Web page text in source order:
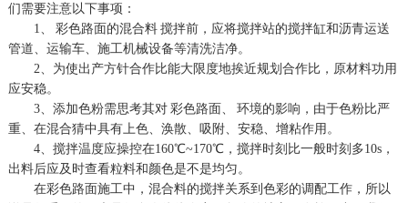
们需要注意以下事项：
1、
彩色路面的混合料 搅拌前，应将搅拌站的搅拌缸和沥青运送
管道、运输车、施工机械设备等清洗洁净。
2、为使出产方针合作比能大限度地挨近规划合作比，原材料功用
应安稳。
3、添加色粉需思考其对 彩色路面、
环境的影响，由于色粉比严
重、在混合猜中具有上色、涣散、吸附、安稳、增粘作用。
4、搅拌温度应操控在160℃~170℃，搅拌时刻比一般时刻多10s，
出料后应及时查看粒料和颜色是不是均匀。
在彩色路面施工中，混合料的搅拌关系到色彩的调配工作，所以